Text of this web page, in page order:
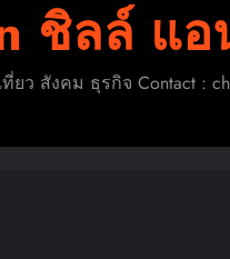
งยุค ส่งอัลบั้มชุดที่ 2
ดวันหยุดนี้! ออกไปสร้างช่วงเว
ชิลล์ แ
ว สังคม ธุรกิจ Contact :